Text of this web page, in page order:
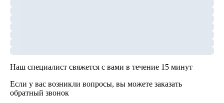
Наш специалист свяжется с вами в течение 15 минут
Если у вас возникли вопросы, вы можете заказать
обратный звонок